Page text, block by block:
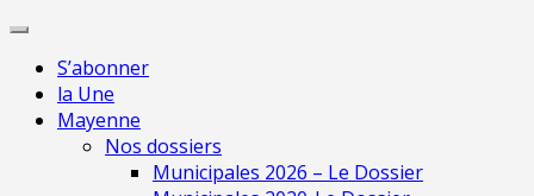
Skip
contentS’abonner
la Une
Mayenne
Nos dossiers
Municipales 2026 – Le Dossier
indépendante en
Mayenne